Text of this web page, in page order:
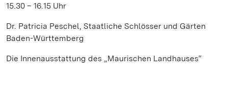
15.30 – 16.15 Uhr
Dr. Patricia Peschel, Staatliche Schlösser und Gärten
Baden-Württemberg
Die Innenausstattung des „Maurischen Landhauses“